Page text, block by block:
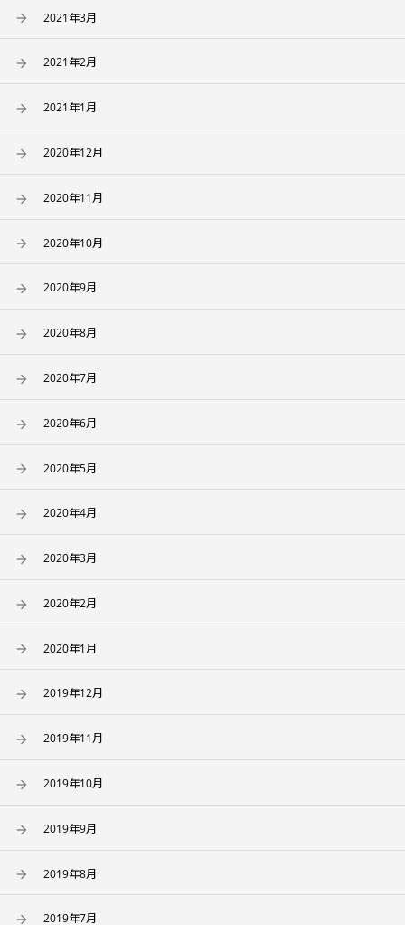
2021年3月
2021年2月
2021年1月
2020年12月
2020年11月
2020年10月
2020年9月
2020年8月
2020年7月
2020年6月
2020年5月
2020年4月
2020年3月
2020年2月
2020年1月
2019年12月
2019年11月
2019年10月
2019年9月
2019年8月
2019年7月